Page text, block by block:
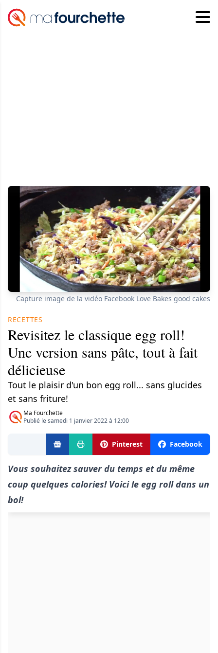
Capture image de la vidéo Facebook Love Bakes good cakes
RECETTES
Revisitez le classique egg roll!
Une version sans pâte, tout à fait
délicieuse
Tout le plaisir d'un bon egg roll... sans glucides
et sans friture!
Ma Fourchette
Publié le samedi 1 janvier 2022 à 12:00
Pinterest Facebook
Vous souhaitez sauver du temps et du même
coup quelques calories! Voici le egg roll dans un
bol!